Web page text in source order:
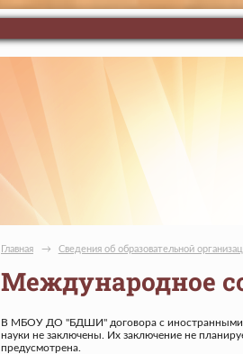
Главная → Сведения об образовательной
Международное
В МБОУ ДО "БДШИ" договора с иностранными
науки не заключены. Их заключение не
предусмотрена.